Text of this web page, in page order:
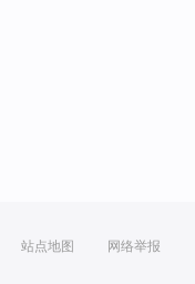
站点地图 网络举报